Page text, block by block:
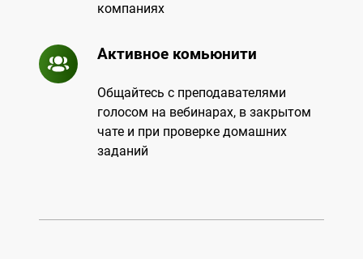
компаниях
Активное комьюнити
Общайтесь с преподавателями
голосом на вебинарах, в закрытом
чате и при проверке домашних
заданий